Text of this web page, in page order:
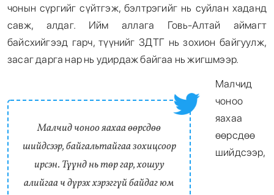
чонын сүргийг сүйтгэж, бэлтрэгийг нь суйлан хаданд
савж, алдаг. Ийм аллага Говь-Алтай аймагт
байсхийгээд гарч, түүнийг ЗДТГ нь зохион байгуулж,
засаг дарга нар нь удирдаж байгаа нь жигшмээр.
Малчид чоноо яахаа өөрсдөө
шийдсээр, байгальтайгаа зохицсоор
ирсэн. Түүнд нь төр гар, хошуу
алийгаа ч дүрэх хэрэггүй байдаг юм
Малчид
чоноо
яахаа
өөрсдөө
шийдсээр,